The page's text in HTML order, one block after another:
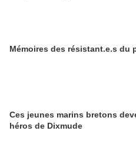
Mémoires des résistant.e.s du
Ces jeunes marins bretons
héros de Dixmude